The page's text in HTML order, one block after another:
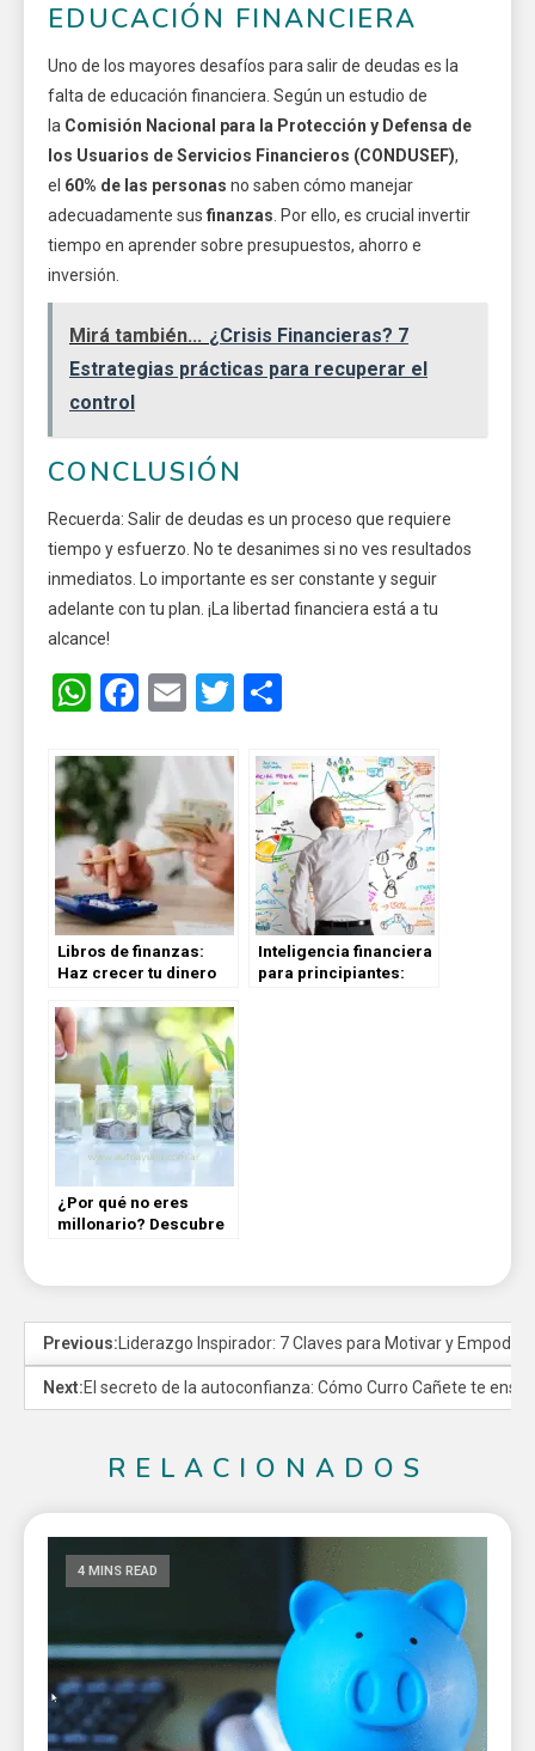
EDUCACIÓN FINANCIERA
Uno de los mayores desafíos para salir de deudas es la
falta de educación financiera. Según un estudio de
la Comisión Nacional para la Protección y Defensa de
los Usuarios de Servicios Financieros (CONDUSEF),
el 60% de las personas no saben cómo manejar
adecuadamente sus finanzas . Por ello, es crucial invertir
tiempo en aprender sobre presupuestos, ahorro e
inversión.
Mirá también... ¿Crisis Financieras? 7
Estrategias prácticas para recuperar el
control
CONCLUSIÓN
Recuerda: Salir de deudas es un proceso que requiere
tiempo y esfuerzo. No te desanimes si no ves resultados
inmediatos. Lo importante es ser constante y seguir
adelante con tu plan. ¡La libertad financiera está a tu
alcance!
WhatsApp
Facebook
EmailTwitter
Libros de finanzas:
Haz crecer tu dinero
simples y prácticas
Inteligencia financiera
para principiantes:
¿Por qué no eres
millonario? Descubre
Previous: Liderazgo Inspirador: 7 Claves para Motivar y
Next:El secreto de la autoconfianza: Cómo Curro Cañete te
RELACIONADOS
4 MINS READ